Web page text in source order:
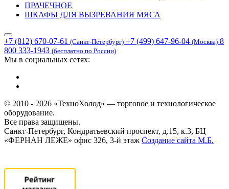
ПРАЧЕЧНОЕ
ШКАФЫ ДЛЯ ВЫЗРЕВАНИЯ МЯСА
+7 (812) 670-07-61 (Санкт-Петербург) +7 (499) 647-96-04 (Москва) 8
800 333-1943 (бесплатно по России)
Мы в социальных сетях:
© 2010 - 2026 «ТехноХолод» — торговое и технологическое
оборудование.
Все права защищены.
Санкт-Петербург, Кондратьевский проспект, д.15, к.3, БЦ
«ФЕРНАН ЛЕЖЕ» офис 326, 3-й этаж Создание сайта М.Б.